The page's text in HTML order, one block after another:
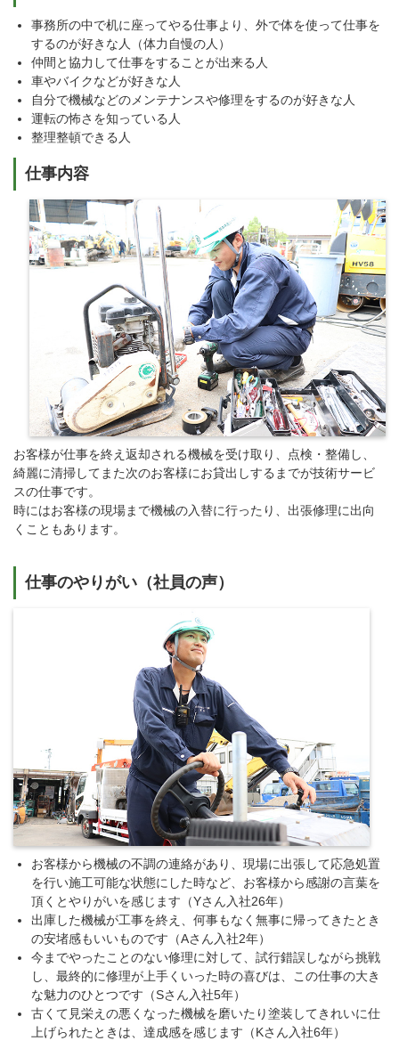
事務所の中で机に座ってやる仕事より、外で体を使って仕事を
するのが好きな人（体力自慢の人）
仲間と協力して仕事をすることが出来る人
車やバイクなどが好きな人
自分で機械などのメンテナンスや修理をするのが好きな人
運転の怖さを知っている人
整理整頓できる人
仕事内容
お客様が仕事を終え返却される機械を受け取り、点検・整備し、
綺麗に清掃してまた次のお客様にお貸出しするまでが技術サービ
スの仕事です。
時にはお客様の現場まで機械の入替に行ったり、出張修理に出向
くこともあります。
仕事のやりがい（社員の声）
お客様から機械の不調の連絡があり、現場に出張して応急処置
を行い施工可能な状態にした時など、お客様から感謝の言葉を
頂くとやりがいを感じます（Yさん入社26年）
出庫した機械が工事を終え、何事もなく無事に帰ってきたとき
の安堵感もいいものです（Aさん入社2年）
今までやったことのない修理に対して、試行錯誤しながら挑戦
し、最終的に修理が上手くいった時の喜びは、この仕事の大き
な魅力のひとつです（Sさん入社5年）
古くて見栄えの悪くなった機械を磨いたり塗装してきれいに仕
上げられたときは、達成感を感じます（Kさん入社6年）